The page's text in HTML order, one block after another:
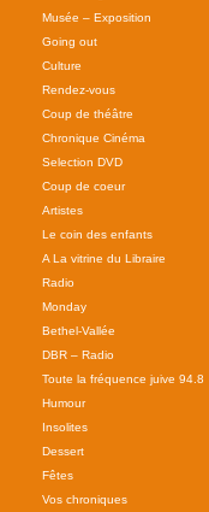
Musée – Exposition
Going out
Culture
Rendez-vous
Coup de théâtre
Chronique Cinéma
Selection DVD
Coup de coeur
Artistes
Le coin des enfants
A La vitrine du Libraire
Radio
Monday
Bethel-Vallée
DBR – Radio
Toute la fréquence juive 94.8
Humour
Insolites
Dessert
Fêtes
Vos chroniques